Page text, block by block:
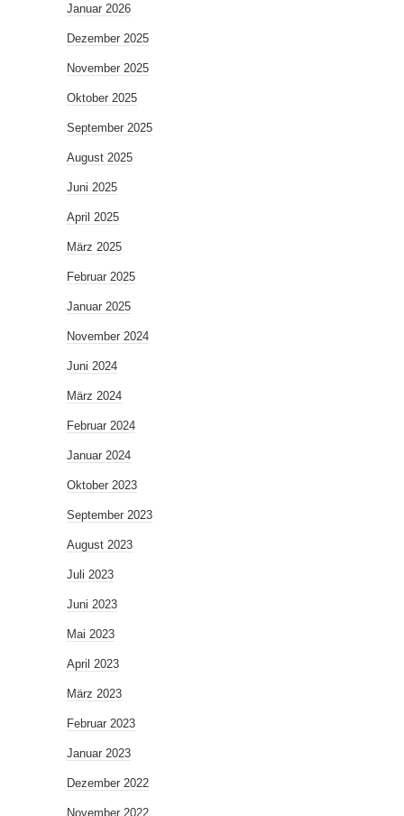
Januar 2026
Dezember 2025
November 2025
Oktober 2025
September 2025
August 2025
Juni 2025
April 2025
März 2025
Februar 2025
Januar 2025
November 2024
Juni 2024
März 2024
Februar 2024
Januar 2024
Oktober 2023
September 2023
August 2023
Juli 2023
Juni 2023
Mai 2023
April 2023
März 2023
Februar 2023
Januar 2023
Dezember 2022
November 2022